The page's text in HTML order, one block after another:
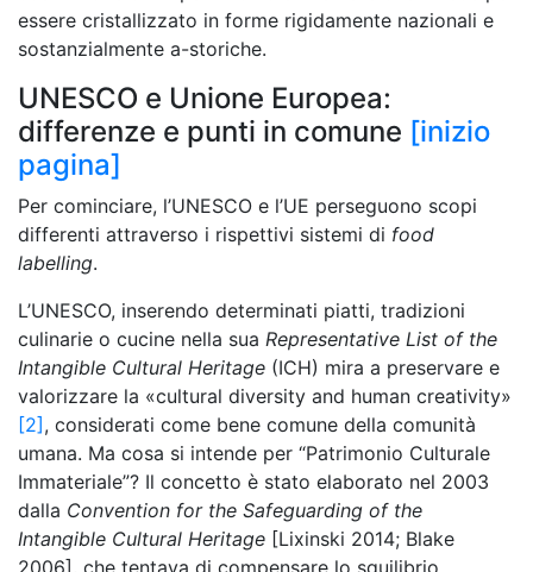
essere cristallizzato in forme rigidamente nazionali e
sostanzialmente a-storiche.
UNESCO e Unione Europea:
differenze e punti in comune [inizio
pagina]
Per cominciare, l’UNESCO e l’UE perseguono scopi
differenti attraverso i rispettivi sistemi di food
labelling.
L’UNESCO, inserendo determinati piatti, tradizioni
culinarie o cucine nella sua Representative List of the
Intangible Cultural Heritage (ICH) mira a preservare e
valorizzare la «cultural diversity and human creativity»
[2], considerati come bene comune della comunità
umana. Ma cosa si intende per “Patrimonio Culturale
Immateriale”? Il concetto è stato elaborato nel 2003
dalla Convention for the Safeguarding of the
Intangible Cultural Heritage [Lixinski 2014; Blake
2006], che tentava di compensare lo squilibrio